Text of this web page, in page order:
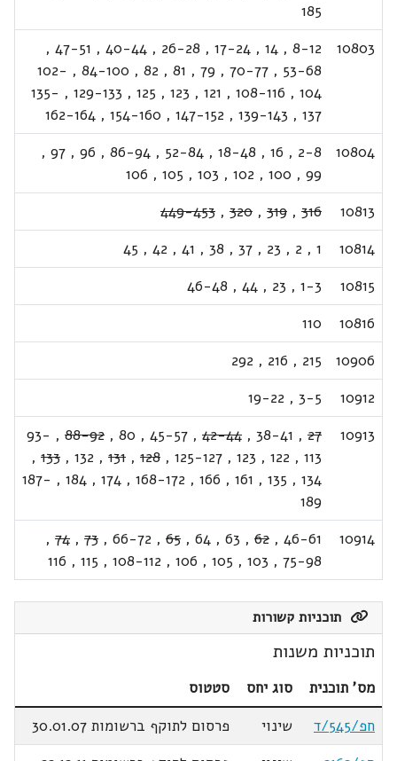
185
10803
8-12
,
14
,
17-24
,
26-28
,
40-44
,
47-51
,
53-68
,
70-77
,
79
,
81
,
82
,
84-100
,
102-
104
,
108-116
,
121
,
123
,
125
,
129-133
,
135-
137
,
139-143
,
147-152
,
154-160
,
162-164
10804
2-8
,
16
,
18-48
,
52-84
,
86-94
,
96
,
97
,
99
,
100
,
102
,
103
,
105
,
106
10813
316
,
319
,
320
,
449-453
10814
1
,
2
,
23
,
37
,
38
,
41
,
42
,
45
10815
1-3
,
23
,
44
,
46-48
10816
110
10906
215
,
216
,
292
10912
3-5
,
19-22
10913
27
,
38-41
,
42-44
,
45-57
,
80
,
88-92
,
93-
113
,
122
,
123
,
125-127
,
128
,
131
,
132
,
133
,
134
,
135
,
161
,
166
,
168-172
,
174
,
184
,
187-
189
10914
46-61
,
62
,
63
,
64
,
65
,
66-72
,
73
,
74
,
75-98
,
103
,
105
,
106
,
108-112
,
115
,
116
תוכניות קשורות
תוכניות משנות
מס' תוכנית סוג יחס
סטטוס
חפ/545/ד
שינוי
פרסום לתוקף ברשומות 30.01.07